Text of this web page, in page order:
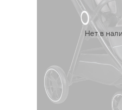
Нет в